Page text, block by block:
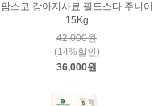
팜스코 강아지사료 필드스타 주니어
15Kg
42,000원
(14%할인)
36,000원